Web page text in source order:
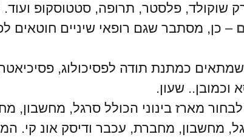
שוקולד, פלסטר, תרופה, סטטוסקופ ועוד.
– כן, מסתבר שגם רופאי שיניים חוטאים
כמתנת תודה לפסיכולוג,
מארז בינוני הכולל סרגל, מחשבון,
מחשבון, מחברת, עכבר ודיסק אונ קי.